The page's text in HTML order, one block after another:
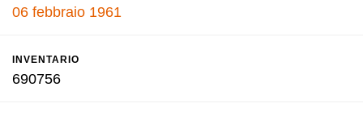
06 febbraio 1961
INVENTARIO
690756